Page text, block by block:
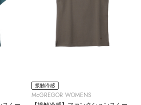
接触冷感
McGREGOR WOMENS